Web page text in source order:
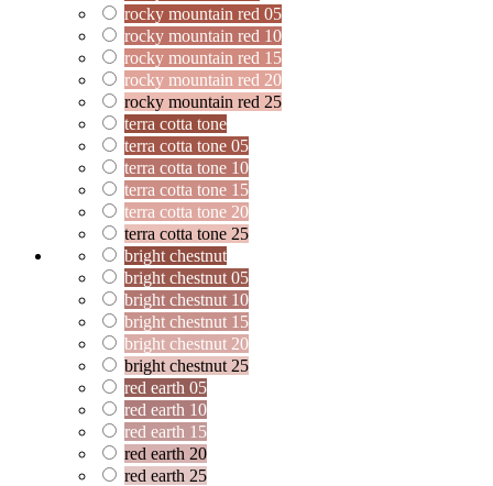
rocky mountain red 05
rocky mountain red 10
rocky mountain red 15
rocky mountain red 20
rocky mountain red 25
terra cotta tone
terra cotta tone 05
terra cotta tone 10
terra cotta tone 15
terra cotta tone 20
terra cotta tone 25
bright chestnut
bright chestnut 05
bright chestnut 10
bright chestnut 15
bright chestnut 20
bright chestnut 25
red earth 05
red earth 10
red earth 15
red earth 20
red earth 25